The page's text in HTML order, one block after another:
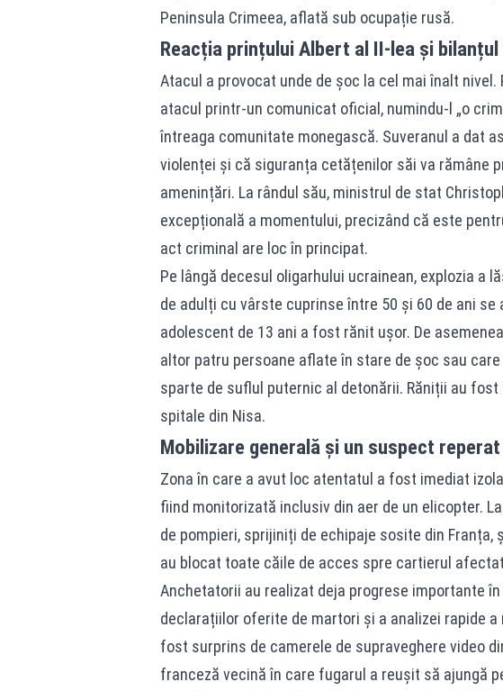
Peninsula Crimeea, aflată sub ocupație rusă.
Reacția prințului Albert al II-lea și
Atacul a provocat unde de șoc la cel mai înalt
atacul printr-un comunicat oficial, numindu-l „o
întreaga comunitate monegască. Suveranul a dat
violenței și că siguranța cetățenilor săi va rămâne
amenințări. La rândul său, ministrul de stat
excepțională a momentului, precizând că este
act criminal are loc în principat.
Pe lângă decesul oligarhului ucrainean, explozia a
de adulți cu vârste cuprinse între 50 și 60 de ani
adolescent de 13 ani a fost rănit ușor. De
altor patru persoane aflate în stare de șoc sau
sparte de suflul puternic al detonării. Răniții au
spitale din Nisa.
Mobilizare generală și un suspect
Zona în care a avut loc atentatul a fost imediat
fiind monitorizată inclusiv din aer de un elicopter.
de pompieri, sprijiniți de echipaje sosite din
au blocat toate căile de acces spre cartierul
Anchetatorii au realizat deja progrese importante
declarațiilor oferite de martori și a analizei rapide
fost surprins de camerele de supraveghere video
franceză vecină în care fugarul a reușit să ajungă